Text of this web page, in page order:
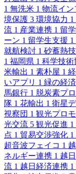
1 無洗米 1 物流イン
境保護 3 環境協力 1
流 1 産業連携 1 留
ーン 1 留学生支援 1
就航検討 1 砂蓄熱
1 福岡県 1 科学技術
米輸出 1 素朴屋 1
いアプリ 1 緑の経済
馬銀行 1 脱炭素プ
隊 1 花輸出 1 衛星
視察団 1 観光プロ
光交流 5 観光促進 1
点 1 貿易交渉強化 1
超音波フェイコ 1
ネルギー連携 1 越
流 1 越日経済連携 1